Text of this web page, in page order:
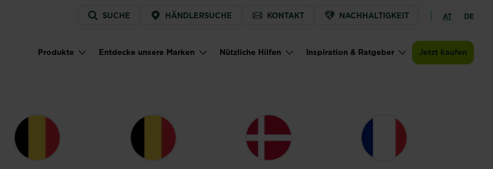
Service
menu
SUCHE HÄNDLERSUCHE KONTAKT NACHHALTIGKEIT AT DE
Main navigation
Produkte Entdecke unsere Marken Nützliche Hilfen Inspiration & Ratgeber Jetzt kaufen